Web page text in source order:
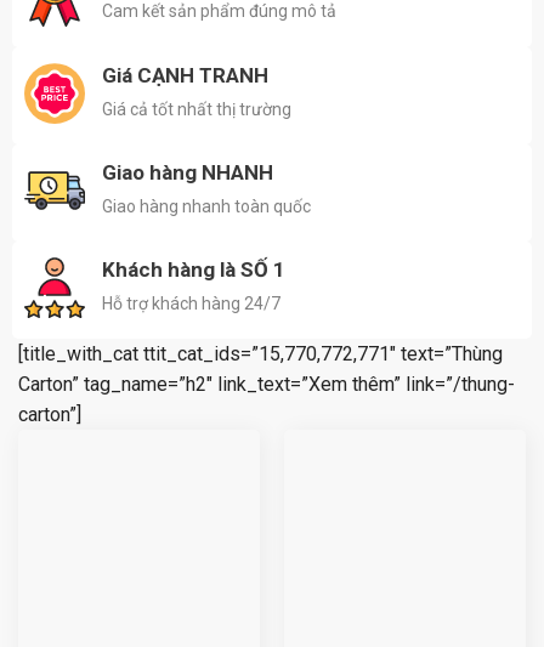
Cam kết sản phẩm đúng mô tả
Giá CẠNH TRANH
Giá cả tốt nhất thị trường
Giao hàng NHANH
Giao hàng nhanh toàn quốc
Khách hàng là SỐ 1
Hỗ trợ khách hàng 24/7
[title_with_cat ttit_cat_ids=”15,770,772,771″ text=”Thùng
Carton” tag_name=”h2″ link_text=”Xem thêm” link=”/thung-
carton”]